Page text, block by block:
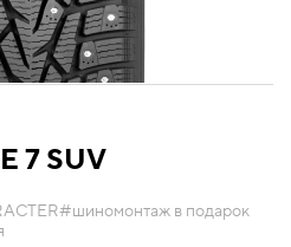
7 SUV
#шиномонтаж в подарок